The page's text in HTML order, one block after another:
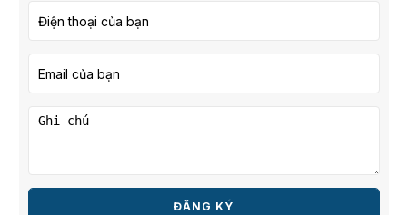
ĐĂNG KÝ